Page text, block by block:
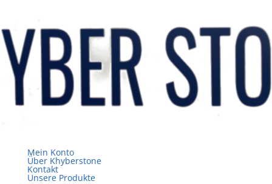
Mein Konto
Über Khyberstone
Kontakt
Unsere Produkte